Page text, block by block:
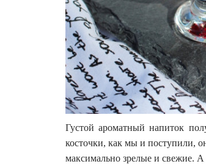
Густой ароматный напиток
косточки, как мы и поступили,
максимально зрелые и свежие.